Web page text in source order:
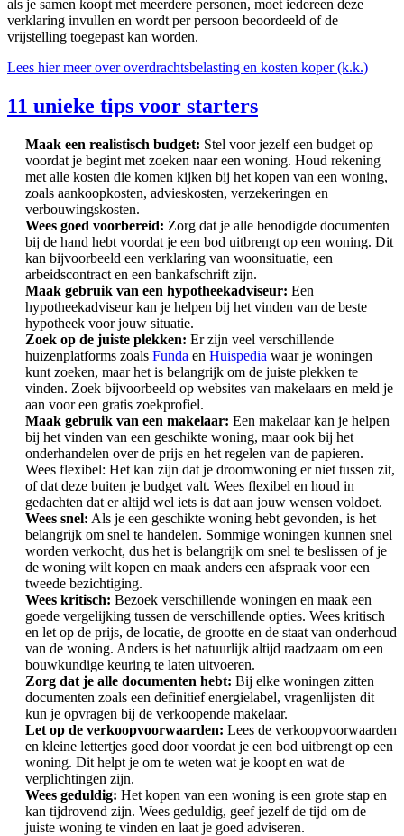
als je samen koopt met meerdere personen, moet iedereen deze
verklaring invullen en wordt per persoon beoordeeld of de
vrijstelling toegepast kan worden.
Lees hier meer over overdrachtsbelasting en kosten koper (k.k.)
11 unieke tips voor starters
Maak een realistisch budget: Stel voor jezelf een budget op
voordat je begint met zoeken naar een woning. Houd rekening
met alle kosten die komen kijken bij het kopen van een woning,
zoals aankoopkosten, advieskosten, verzekeringen en
verbouwingskosten.
Wees goed voorbereid: Zorg dat je alle benodigde documenten
bij de hand hebt voordat je een bod uitbrengt op een woning. Dit
kan bijvoorbeeld een verklaring van woonsituatie, een
arbeidscontract en een bankafschrift zijn.
Maak gebruik van een hypotheekadviseur: Een
hypotheekadviseur kan je helpen bij het vinden van de beste
hypotheek voor jouw situatie.
Zoek op de juiste plekken: Er zijn veel verschillende
huizenplatforms zoals Funda en Huispedia waar je woningen
kunt zoeken, maar het is belangrijk om de juiste plekken te
vinden. Zoek bijvoorbeeld op websites van makelaars en meld je
aan voor een gratis zoekprofiel.
Maak gebruik van een makelaar: Een makelaar kan je helpen
bij het vinden van een geschikte woning, maar ook bij het
onderhandelen over de prijs en het regelen van de papieren.
Wees flexibel: Het kan zijn dat je droomwoning er niet tussen zit,
of dat deze buiten je budget valt. Wees flexibel en houd in
gedachten dat er altijd wel iets is dat aan jouw wensen voldoet.
Wees snel: Als je een geschikte woning hebt gevonden, is het
belangrijk om snel te handelen. Sommige woningen kunnen snel
worden verkocht, dus het is belangrijk om snel te beslissen of je
de woning wilt kopen en maak anders een afspraak voor een
tweede bezichtiging.
Wees kritisch: Bezoek verschillende woningen en maak een
goede vergelijking tussen de verschillende opties. Wees kritisch
en let op de prijs, de locatie, de grootte en de staat van onderhoud
van de woning. Anders is het natuurlijk altijd raadzaam om een
bouwkundige keuring te laten uitvoeren.
Zorg dat je alle documenten hebt: Bij elke woningen zitten
documenten zoals een definitief energielabel, vragenlijsten dit
kun je opvragen bij de verkoopende makelaar.
Let op de verkoopvoorwaarden: Lees de verkoopvoorwaarden
en kleine lettertjes goed door voordat je een bod uitbrengt op een
woning. Dit helpt je om te weten wat je koopt en wat de
verplichtingen zijn.
Wees geduldig: Het kopen van een woning is een grote stap en
kan tijdrovend zijn. Wees geduldig, geef jezelf de tijd om de
juiste woning te vinden en laat je goed adviseren.